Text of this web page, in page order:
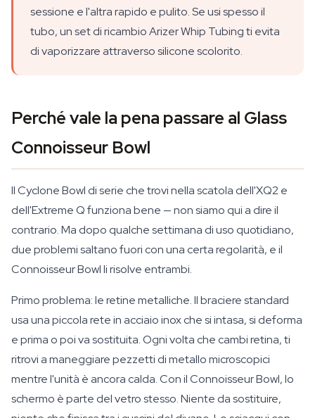
sessione e l'altra rapido e pulito. Se usi spesso il
tubo, un set di ricambio Arizer Whip Tubing ti evita
di vaporizzare attraverso silicone scolorito.
Perché vale la pena passare al Glass
Connoisseur Bowl
Il Cyclone Bowl di serie che trovi nella scatola dell'XQ2 e
dell'Extreme Q funziona bene — non siamo qui a dire il
contrario. Ma dopo qualche settimana di uso quotidiano,
due problemi saltano fuori con una certa regolarità, e il
Connoisseur Bowl li risolve entrambi.
Primo problema: le retine metalliche. Il braciere standard
usa una piccola rete in acciaio inox che si intasa, si deforma
e prima o poi va sostituita. Ogni volta che cambi retina, ti
ritrovi a maneggiare pezzetti di metallo microscopici
mentre l'unità è ancora calda. Con il Connoisseur Bowl, lo
schermo è parte del vetro stesso. Niente da sostituire,